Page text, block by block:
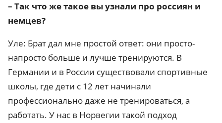
– Так что же такое вы узнали про россиян и
немцев?
Уле: Брат дал мне простой ответ: они просто-
напросто больше и лучше тренируются. В
Германии и в России существовали спортивные
школы, где дети с 12 лет начинали
профессионально даже не тренироваться, а
работать. У нас в Норвегии такой подход